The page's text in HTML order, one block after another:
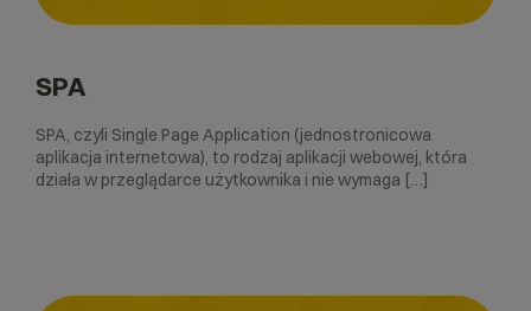
SPA
SPA, czyli Single Page Application (jednostronicowa
aplikacja internetowa), to rodzaj aplikacji webowej, która
działa w przeglądarce użytkownika i nie wymaga […]